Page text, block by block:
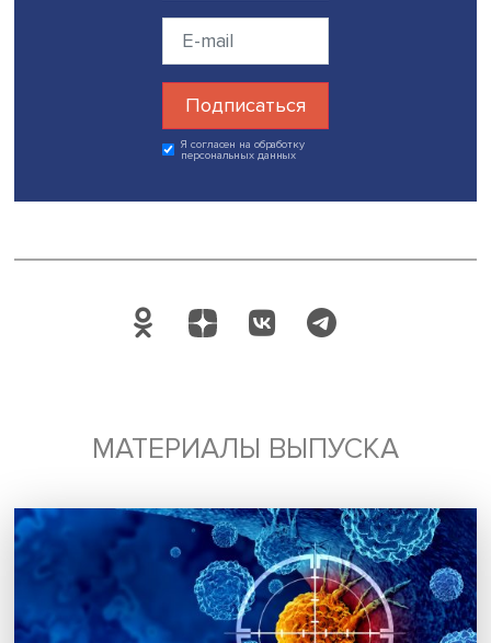
разрабатывать рекомендации, как запускать
кампании, результативные проекты по помощи
«Хотелось бы отметить, что воодушевляющее послание,
позитивный посыл, фокус на надежде работают лучше,
фокус на негативных эмоциях», — сказала Ольга
аккуратной реализации кампаний: если они будут
домашнего насилия — это базовое право на
иных характеристик. Однако проблема окружена
количеством мифов и спекуляций, которые затрудняют
Дата публикации: 08.08.2024
Автор:Павел Аптекарь
безопасность семья
Поделиться